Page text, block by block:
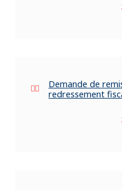
Demande de
redressement